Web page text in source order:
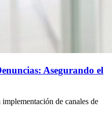
Asegurando el
de canales de